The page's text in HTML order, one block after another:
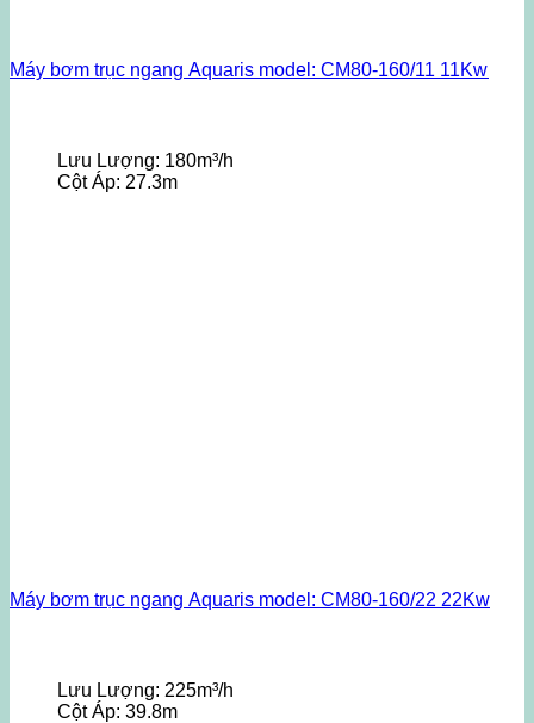
Máy bơm trục ngang Aquaris model: CM80-160/11 11Kw
Lưu Lượng: 180m³/h
Cột Áp: 27.3m
Máy bơm trục ngang Aquaris model: CM80-160/22 22Kw
Lưu Lượng: 225m³/h
Cột Áp: 39.8m